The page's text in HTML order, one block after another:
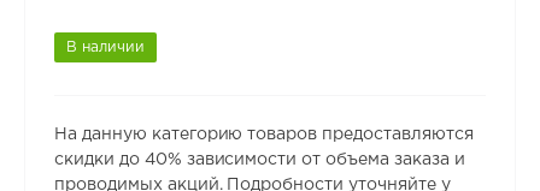
В наличии
На данную категорию товаров предоставляются
скидки до 40% зависимости от объема заказа и
проводимых акций. Подробности уточняйте у